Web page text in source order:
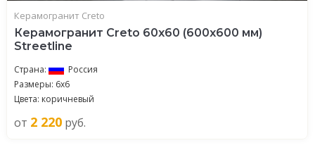
Керамогранит Creto
Керамогранит Creto 60x60 (600x600 мм)
Streetline
Страна:
Россия
Размеры: 6х6
Цвета: коричневый
от 2 220 руб.